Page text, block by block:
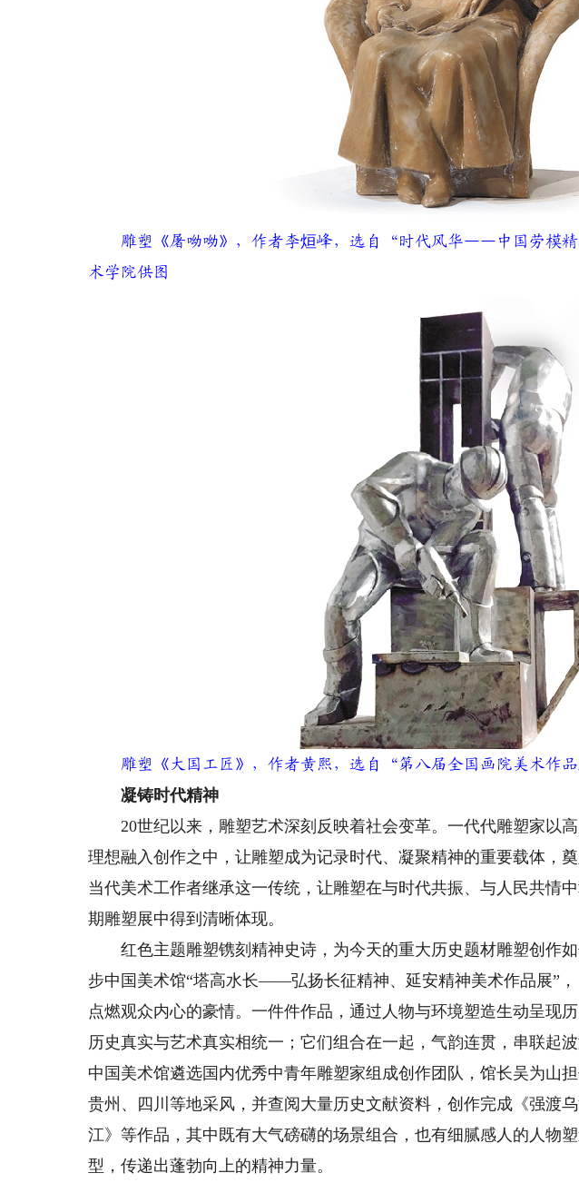
雕塑《屠呦呦》，作者李烜峰，选自“时代风华——中国劳模精
术学院供图
雕塑《大国工匠》，作者黄熙，选自“第八届全国画院美术作
凝铸时代精神
20世纪以来，雕塑艺术深刻反映着社会变革。一代代雕塑家以高
理想融入创作之中，让雕塑成为记录时代、凝聚精神的重要载体，
当代美术工作者继承这一传统，让雕塑在与时代共振、与人民共情
期雕塑展中得到清晰体现。
红色主题雕塑镌刻精神史诗，为今天的重大历史题材雕塑创作如
步中国美术馆“塔高水长——弘扬长征精神、延安精神美术作品展”
点燃观众内心的豪情。一件件作品，通过人物与环境塑造生动呈现
历史真实与艺术真实相统一；它们组合在一起，气韵连贯，串联起
中国美术馆遴选国内优秀中青年雕塑家组成创作团队，馆长吴为山
贵州、四川等地采风，并查阅大量历史文献资料，创作完成《强渡
江》等作品，其中既有大气磅礴的场景组合，也有细腻感人的人物
型，传递出蓬勃向上的精神力量。